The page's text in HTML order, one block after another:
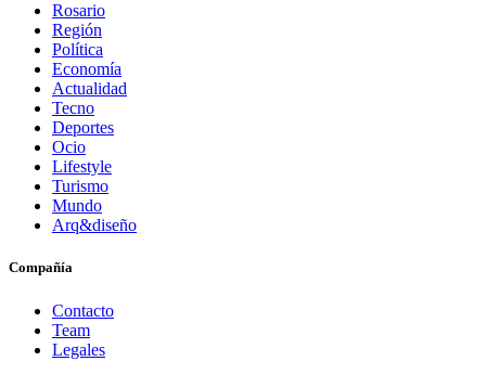
Rosario
Región
Política
Economía
Actualidad
Tecno
Deportes
Ocio
Lifestyle
Turismo
Mundo
Arq&diseño
Compañía
Contacto
Team
Legales